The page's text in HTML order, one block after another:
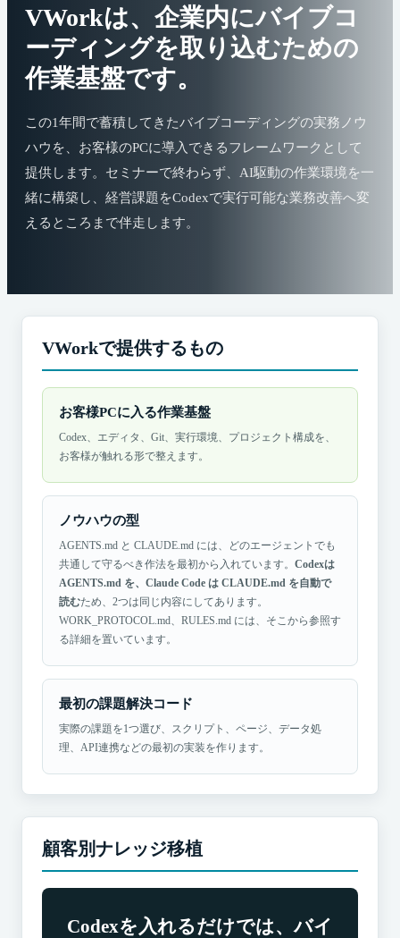
VWorkは、企業内にバイブコ
ーディングを取り込むための
作業基盤です。
この1年間で蓄積してきたバイブコーディングの実務ノウ
ハウを、お客様のPCに導入できるフレームワークとして
提供します。セミナーで終わらず、AI駆動の作業環境を一
緒に構築し、経営課題をCodexで実行可能な業務改善へ変
えるところまで伴走します。
VWorkで提供するもの
お客様PCに入る作業基盤
Codex、エディタ、Git、実行環境、プロジェクト構成を、
お客様が触れる形で整えます。
ノウハウの型
AGENTS.md と CLAUDE.md には、どのエージェントでも
共通して守るべき作法を最初から入れています。 Codexは
AGENTS.md を、Claude Code は CLAUDE.md を自動で
読むため、2つは同じ内容にしてあります。
WORK_PROTOCOL.md、RULES.md には、そこから参照す
る詳細を置いています。
最初の課題解決コード
実際の課題を1つ選び、スクリプト、ページ、データ処
理、API連携などの最初の実装を作ります。
顧客別ナレッジ移植
Codexを入れるだけでは、バイ